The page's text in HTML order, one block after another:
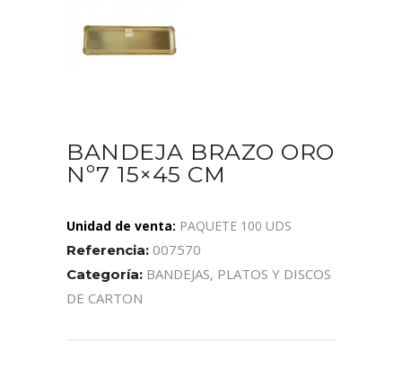
BANDEJA BRAZO ORO
Nº7 15×45 CM
Unidad de venta: PAQUETE 100 UDS
Referencia: 007570
Categoría: BANDEJAS, PLATOS Y DISCOS
DE CARTON